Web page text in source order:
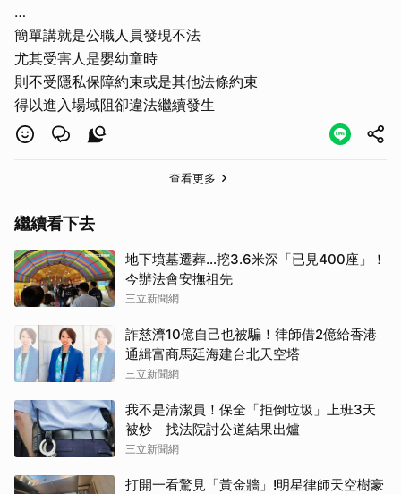
…
簡單講就是公職人員發現不法
尤其受害人是嬰幼童時
則不受隱私保障約束或是其他法條約束
得以進入場域阻卻違法繼續發生
查看更多
繼續看下去
地下墳墓遷葬…挖3.6米深「已見400座」！
今辦法會安撫祖先
三立新聞網
詐慈濟10億自己也被騙！律師借2億給香港
通緝富商馬廷海建台北天空塔
三立新聞網
我不是清潔員！保全「拒倒垃圾」上班3天
被炒 找法院討公道結果出爐
三立新聞網
打開一看驚見「黃金牆」!明星律師天空樹豪
取消